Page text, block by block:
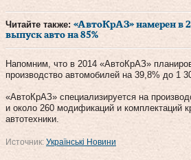
Читайте также: «АвтоКрАЗ» намерен в
выпуск авто на 85%
Напомним, что в 2014 «АвтоКрАЗ»
производство автомобилей на 39,8% до 1
«АвтоКрАЗ» специализируется на
и около 260 модификаций и комплектаций
автотехники.
Источник: Українські Новини